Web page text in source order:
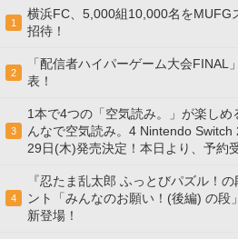
1
横浜FC、5,000組10,000名をMUFG
招待！
2
「配信者ハイパーゲーム大会
表！
3
1本で4つの「空気読み。」が楽し
んなで空気読み。4 Nintendo
29日(木)発売決定！本日より、予約
4
『忍たま乱太郎 ふっとびパズル！
ント「みんなのお願い！(後編) の段
新登場！